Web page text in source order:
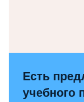
Есть
учебного